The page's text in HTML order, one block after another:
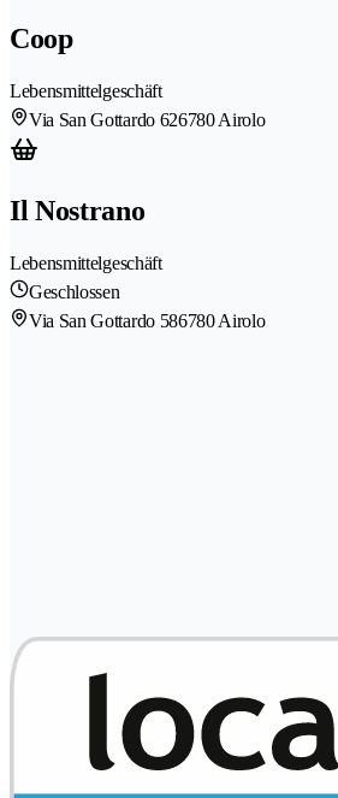
Coop
Lebensmittelgeschäft
Via San Gottardo 626780 Airolo
Il Nostrano
Lebensmittelgeschäft
Geschlossen
Via San Gottardo 586780 Airolo